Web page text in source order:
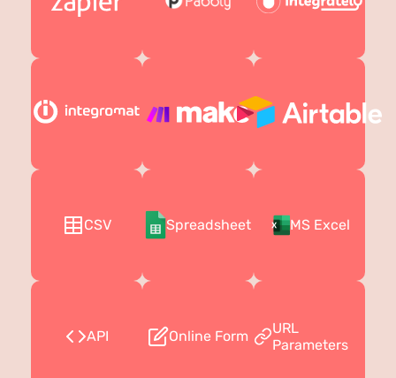
CSV Spreadsheet MS Excel
API Online Form
URL
Parameters